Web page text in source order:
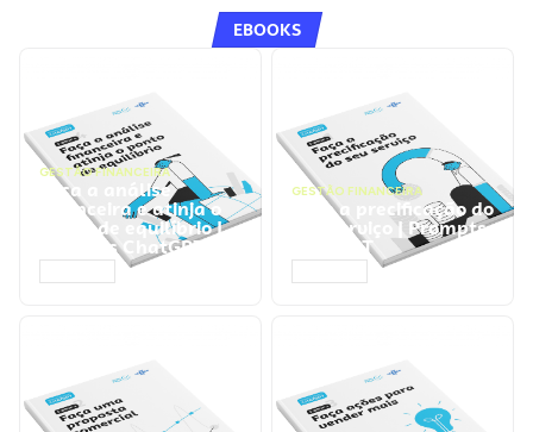
EBOOKS
GESTÃO FINANCEIRA
Faça a análise
financeira e atinja o
ponto de equilíbrio |
Prompts ChatGPT
GESTÃO FINANCEIRA
Faça a precificação do
seu serviço | Prompts
ChatGPT